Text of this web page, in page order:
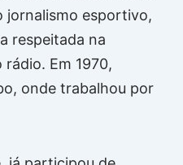
jornalismo esportivo,
respeitada na
Em 1970,
onde trabalhou por